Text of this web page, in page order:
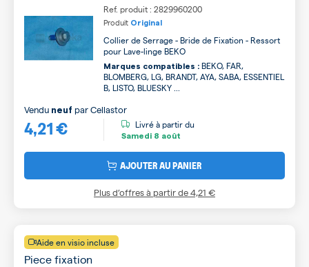
Ref. produit : 2829960200
Produit Original
Collier de Serrage - Bride de Fixation - Ressort
pour Lave-linge BEKO
Marques compatibles : BEKO, FAR,
BLOMBERG, LG, BRANDT, AYA, SABA, ESSENTIEL
B, LISTO, BLUESKY ...
4,21 €
Vendu neuf parCellastor
Livré à partir du
Samedi 8 août
AJOUTER AU PANIER
Plus d’offres à partir de4,21 €
Aide en visio incluse
Piece fixation